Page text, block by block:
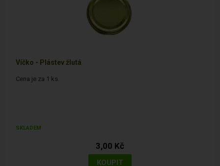
Víčko - Plástev žlutá
Cena je za 1 ks.
SKLADEM
3,00 Kč